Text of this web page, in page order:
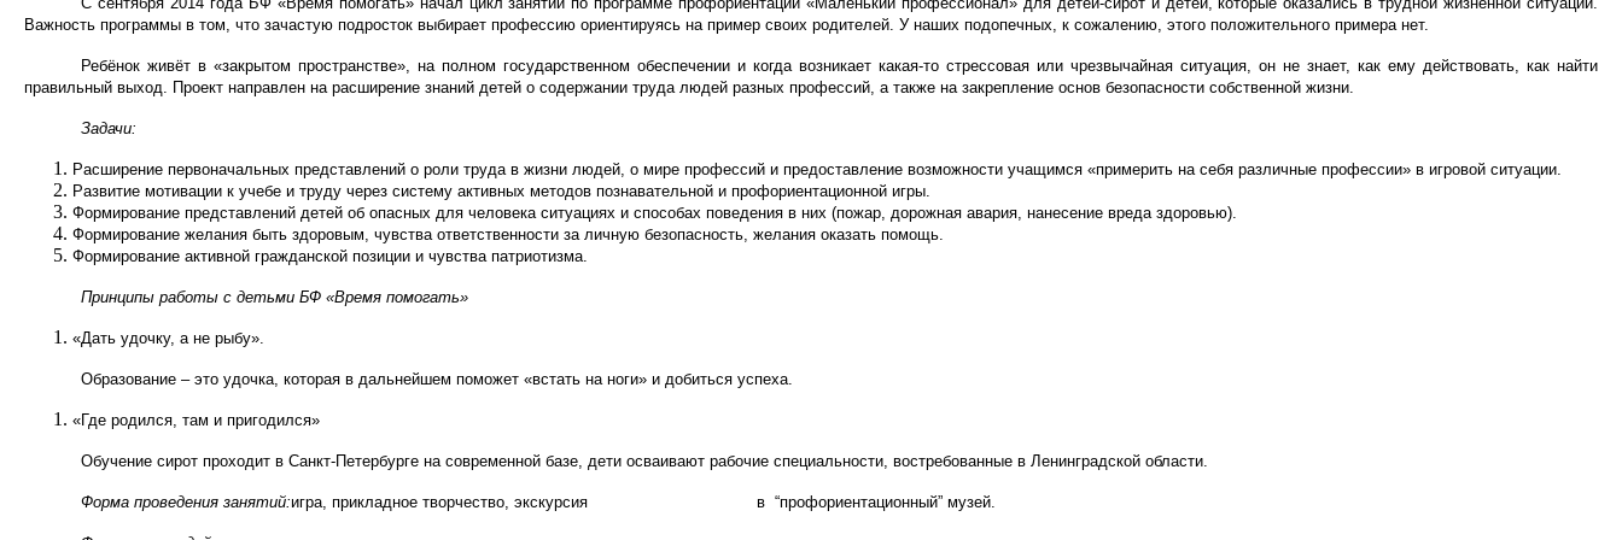
Важность программы в том, что зачастую подросток выбирает профессию ориентируясь на пример своих родителей. У наших подопечных, к сожалению, этого положительного примера нет.
Ребёнок живёт в «закрытом пространстве», на полном государственном обеспечении и когда возникает какая-то стрессовая или чрезвычайная ситуация, он не знает, как ему действовать, как найти
правильный выход. Проект направлен на расширение знаний детей о содержании труда людей разных профессий, а также на закрепление основ безопасности собственной жизни.
Задачи:
Расширение первоначальных представлений о роли труда в жизни людей, о мире профессий и предоставление возможности учащимся «примерить на себя различные профессии» в игровой ситуации.
Развитие мотивации к учебе и труду через систему активных методов познавательной и профориентационной игры.
Формирование представлений детей об опасных для человека ситуациях и способах поведения в них (пожар, дорожная авария, нанесение вреда здоровью).
Формирование желания быть здоровым, чувства ответственности за личную безопасность, желания оказать помощь.
Формирование активной гражданской позиции и чувства патриотизма.
Принципы работы с детьми БФ «Время помогать»
«Дать удочку, а не рыбу».
Образование – это удочка, которая в дальнейшем поможет «встать на ноги» и добиться успеха.
«Где родился, там и пригодился»
Обучение сирот проходит в Санкт-Петербурге на современной базе, дети осваивают рабочие специальности, востребованные в Ленинградской области.
Форма проведения занятий:игра, прикладное творчество, экскурсия в “профориентационный” музей.